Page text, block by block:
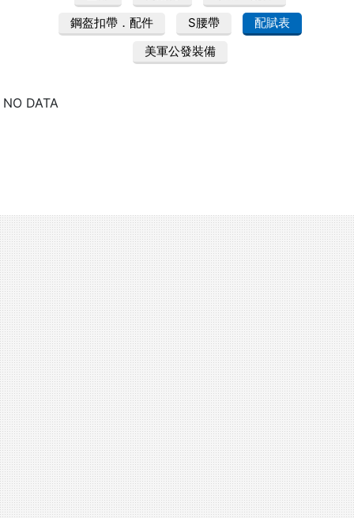
鋼盔扣帶．配件
S腰帶
配賦表
美軍公發裝備
NO DATA